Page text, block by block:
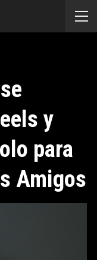
y
para
Amigos